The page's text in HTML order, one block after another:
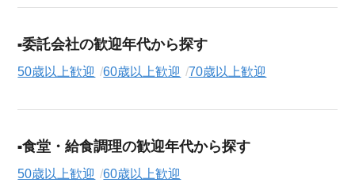
委託会社の歓迎年代から探す
50歳以上歓迎 60歳以上歓迎 70歳以上歓迎
食堂・給食調理の歓迎年代から探す
50歳以上歓迎 60歳以上歓迎